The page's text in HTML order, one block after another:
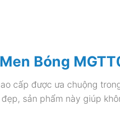
Bóng
cấp được ưa chuộng
sản phẩm này giúp